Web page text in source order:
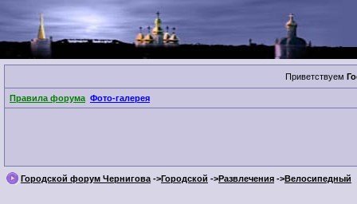
Приветствуем
Правила форума Фото-галерея
Городской форум Чернигова ->Городской ->Развлечения ->Велосипедный